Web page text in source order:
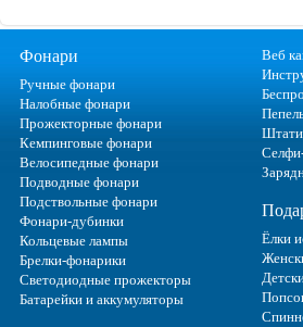
Фонари
Ручные фонари
Налобные фонари
Прожекторные фонари
Кемпинговые фонари
Велосипедные фонари
Подводные фонари
Подствольные фонари
Фонари-дубинки
Кольцевые лампы
Брелки-фонарики
Светодиодные прожекторы
Батарейки и аккумуляторы
Веб
Ёлки